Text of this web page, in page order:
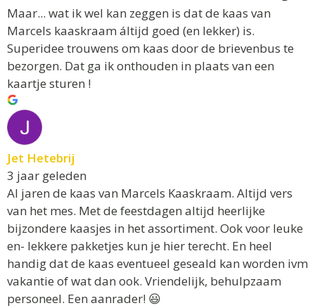
Maar... wat ik wel kan zeggen is dat de kaas van
Marcels kaaskraam áltijd goed (en lekker) is.
Superidee trouwens om kaas door de brievenbus te
bezorgen. Dat ga ik onthouden in plaats van een
kaartje sturen !
Jet Hetebrij
3 jaar geleden
Al jaren de kaas van Marcels Kaaskraam. Altijd vers
van het mes. Met de feestdagen altijd heerlijke
bijzondere kaasjes in het assortiment. Ook voor leuke
en- lekkere pakketjes kun je hier terecht. En heel
handig dat de kaas eventueel geseald kan worden ivm
vakantie of wat dan ook. Vriendelijk, behulpzaam
personeel. Een aanrader! 😃